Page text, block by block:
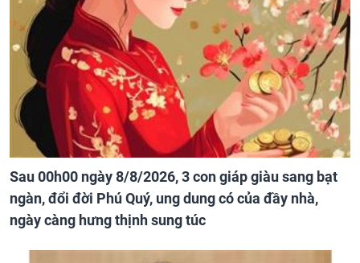
Sau 00h00 ngày 8/8/2026, 3 con giáp giàu sang bạt
ngàn, đổi đời Phú Quý, ung dung có của đầy nhà,
ngày càng hưng thịnh sung túc